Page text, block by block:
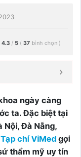
4.3 / 5 ( 37 bình chọn )
ngày càng
ta. Đặc biệt tại
Nội, Đà Nẵng,
Tạp chí ViMed gợi
thẩm mỹ uy tín